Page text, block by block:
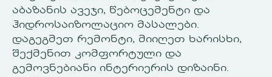
აბაზანის ავეჯი, წებოცემენტი და
ჰიდროსაიზოლაციო მასალები.
დაგეგმეთ რემონტი, მიიღეთ ხარისხი,
შექმენით კომფორტული და
გემოვნებიანი ინტერიერის დიზაინი.